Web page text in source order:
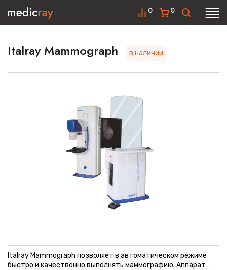
0
0
Italray Mammograph в наличии
Italray Mammograph позволяет в автоматическом режиме
быстро и качественно выполнять маммографию. Аппарат